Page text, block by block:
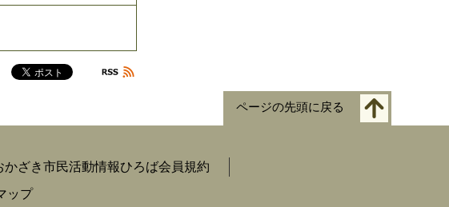
ページの先頭に戻る
かざき市民活動情報ひろば会員規約
ップ